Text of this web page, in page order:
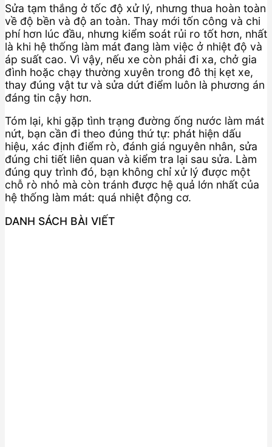
Sửa tạm thắng ở tốc độ xử lý, nhưng thua hoàn toàn
về độ bền và độ an toàn. Thay mới tốn công và chi
phí hơn lúc đầu, nhưng kiểm soát rủi ro tốt hơn, nhất
là khi hệ thống làm mát đang làm việc ở nhiệt độ và
áp suất cao. Vì vậy, nếu xe còn phải đi xa, chở gia
đình hoặc chạy thường xuyên trong đô thị kẹt xe,
thay đúng vật tư và sửa dứt điểm luôn là phương án
đáng tin cậy hơn.
Tóm lại, khi gặp tình trạng đường ống nước làm mát
nứt, bạn cần đi theo đúng thứ tự: phát hiện dấu
hiệu, xác định điểm rò, đánh giá nguyên nhân, sửa
đúng chi tiết liên quan và kiểm tra lại sau sửa. Làm
đúng quy trình đó, bạn không chỉ xử lý được một
chỗ rò nhỏ mà còn tránh được hệ quả lớn nhất của
hệ thống làm mát: quá nhiệt động cơ.
DANH SÁCH BÀI VIẾT